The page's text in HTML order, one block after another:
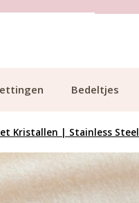
Bedeltjes
Kristallen | Stainless Steel